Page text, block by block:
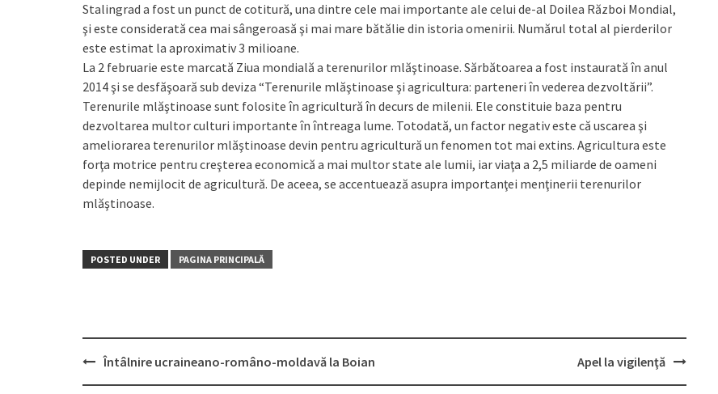
Stalingrad a fost un punct de cotitură, una dintre cele mai impor­tante ale celui de-al Doilea Război Mondial,
şi este considerată cea mai sângeroasă şi mai mare bătălie din istoria omenirii. Numărul total al pierderilor
este estimat la aproximativ 3 milioane.
La 2 februarie este marcată Ziua mondială a terenurilor mlăştinoase. Sărbătoarea a fost instaurată în anul
2014 şi se desfăşoară sub deviza “Terenurile mlăştinoase şi agricultura: parteneri în vederea dezvoltării”.
Terenurile mlăştinoase sunt folosite în agricultură în decurs de milenii. Ele constituie baza pentru
dezvoltarea multor culturi importante în întreaga lume. Totodată, un factor negativ este că uscarea şi
ameliorarea terenurilor mlăştinoase devin pentru agricultură un fenomen tot mai extins. Agricultura este
forţa motrice pentru creşterea economică a mai multor state ale lumii, iar viaţa a 2,5 miliarde de oameni
depinde nemijlocit de agri­cultură. De aceea, se accentuează asupra importanţei menţinerii tere­nurilor
mlăştinoase.
POSTED UNDER PAGINA PRINCIPALĂ
Post
Întâlnire ucraineano-româno-moldavă la Boian Apel la vigilenţă